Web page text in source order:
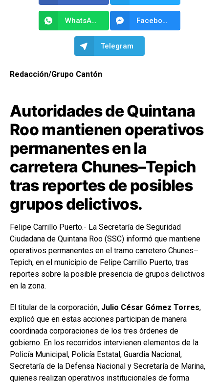
WhatsApp Facebook Messenger
Telegram
Redacción/Grupo Cantón
Autoridades de Quintana
Roo mantienen operativos
permanentes en la
carretera Chunes–Tepich
tras reportes de posibles
grupos delictivos.
Felipe Carrillo Puerto.- La Secretaría de Seguridad
Ciudadana de Quintana Roo (SSC) informó que mantiene
operativos permanentes en el tramo carretero Chunes–
Tepich, en el municipio de Felipe Carrillo Puerto, tras
reportes sobre la posible presencia de grupos delictivos
en la zona.
El titular de la corporación, Julio César Gómez Torres,
explicó que en estas acciones participan de manera
coordinada corporaciones de los tres órdenes de
gobierno. En los recorridos intervienen elementos de la
Policía Municipal, Policía Estatal, Guardia Nacional,
Secretaría de la Defensa Nacional y Secretaría de Marina,
quienes realizan operativos institucionales de forma